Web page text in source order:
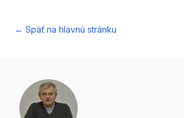
← Späť na hlavnú stránku